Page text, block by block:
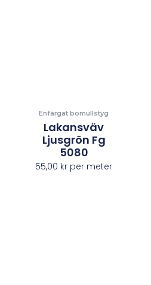
Enfärgat bomullstyg
Lakansväv
Ljusgrön Fg
5080
55,00 kr per meter